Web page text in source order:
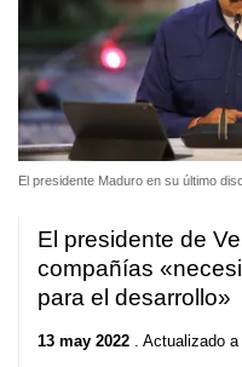
El presidente Maduro en su último
El presidente de
compañías
para el desarrollo»
13 may 2022 . Actualizado